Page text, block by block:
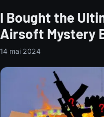
I Bought the
Airsoft Mystery
14 mai 2024